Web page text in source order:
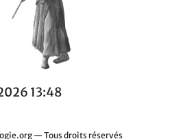
13:48
— Tous droits réservés